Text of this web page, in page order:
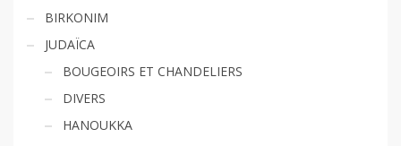
BIRKONIM
JUDAÏCA
BOUGEOIRS ET CHANDELIERS
DIVERS
HANOUKKA